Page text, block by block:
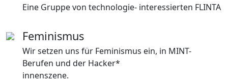
Eine Gruppe von technologie- interessierten FLINTA
Feminismus
Wir setzen uns für Feminismus ein, in MINT-
Berufen und der Hacker*
innenszene.